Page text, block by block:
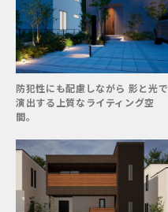
防犯性にも配慮しながら 影と光で
演出する上質なライティング空
間。